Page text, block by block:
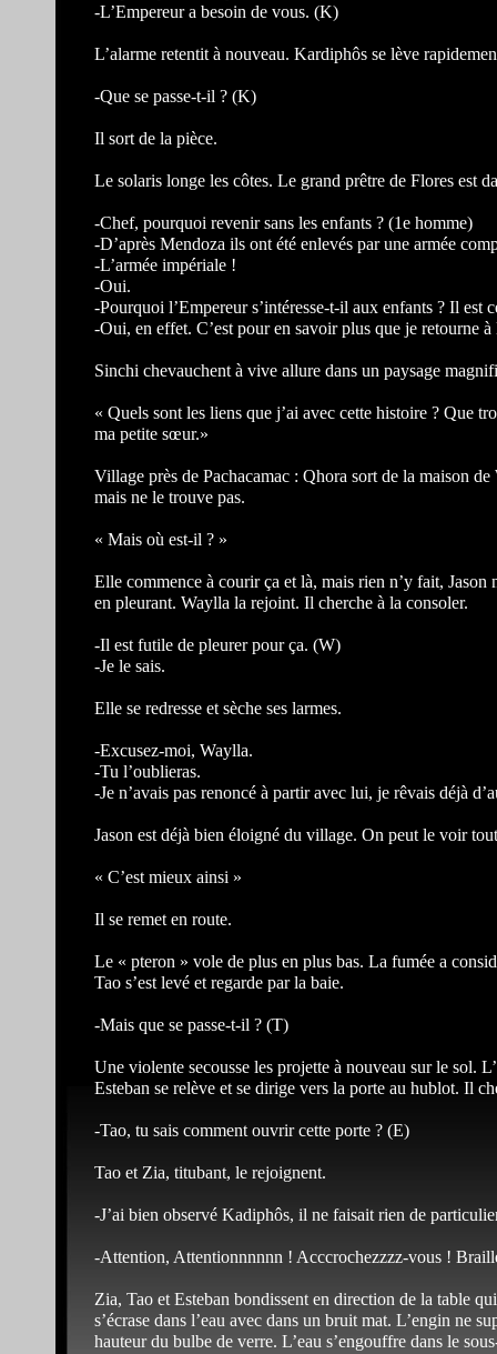
-L’Empereur a besoin de vous. (K)
L’alarme retentit à nouveau. Kardiphôs se lève
-Que se passe-t-il ? (K)
Il sort de la pièce.
Le solaris longe les côtes. Le grand prêtre de Flores est
-Chef, pourquoi revenir sans les enfants ? (1e homme)
-D’après Mendoza ils ont été enlevés par une armée
-L’armée impériale !
-Oui.
-Pourquoi l’Empereur s’intéresse-t-il aux enfants ? Il est
-Oui, en effet. C’est pour en savoir plus que je retourne à
Sinchi chevauchent à vive allure dans un paysage
« Quels sont les liens que j’ai avec cette histoire ? Que
ma petite sœur.»
Village près de Pachacamac : Qhora sort de la maison
mais ne le trouve pas.
« Mais où est-il ? »
Elle commence à courir ça et là, mais rien n’y fait, Jason
en pleurant. Waylla la rejoint. Il cherche à la consoler.
-Il est futile de pleurer pour ça. (W)
-Je le sais.
Elle se redresse et sèche ses larmes.
-Excusez-moi, Waylla.
-Tu l’oublieras.
-Je n’avais pas renoncé à partir avec lui, je rêvais déjà
Jason est déjà bien éloigné du village. On peut le voir
« C’est mieux ainsi »
Il se remet en route.
Le « pteron » vole de plus en plus bas. La fumée a
Tao s’est levé et regarde par la baie.
-Mais que se passe-t-il ? (T)
Une violente secousse les projette à nouveau sur le sol.
Esteban se relève et se dirige vers la porte au hublot. Il
-Tao, tu sais comment ouvrir cette porte ? (E)
Tao et Zia, titubant, le rejoignent.
-J’ai bien observé Kadiphôs, il ne faisait rien de
-Attention, Attentionnnnnn ! Acccrochezzzz-vous !
Zia, Tao et Esteban bondissent en direction de la table
s’écrase dans l’eau avec dans un bruit mat. L’engin ne
hauteur du bulbe de verre. L’eau s’engouffre dans le